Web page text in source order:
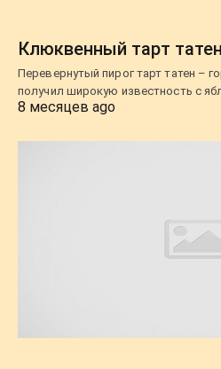
Клюквенный тарт татен
Перевернутый пирог тарт татен –
получил широкую известность с
8 месяцев ago